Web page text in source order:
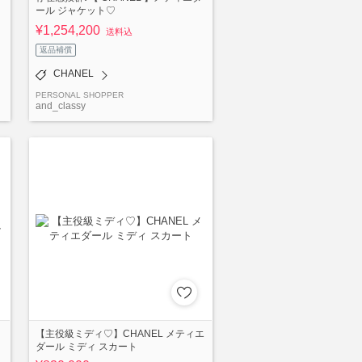
ール ジャケット♡
¥1,254,200 送料込
返品補償
CHANEL
PERSONAL SHOPPER
and_classy
【主役級ミディ♡】CHANEL メティエ
ダール ミディ スカート